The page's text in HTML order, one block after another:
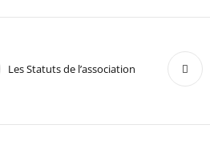
Les Statuts de l’association